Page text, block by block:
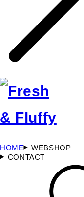
HOME WEBSHOP
CONTACT